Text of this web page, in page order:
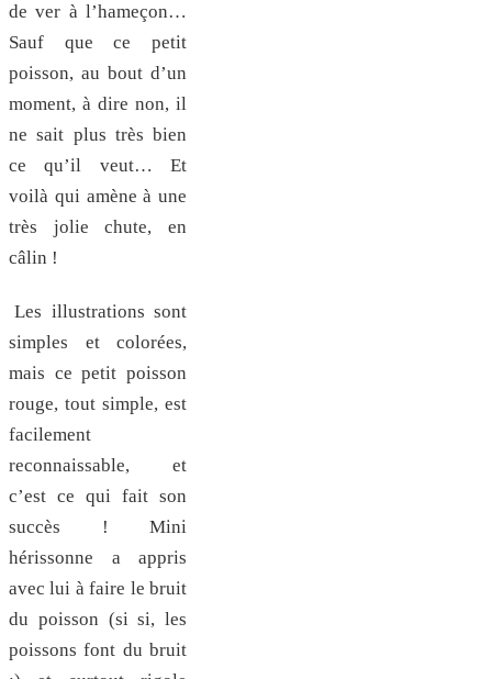
de ver à l’hameçon…
Sauf que ce petit
poisson, au bout d’un
moment, à dire non, il
ne sait plus très bien
ce qu’il veut… Et
voilà qui amène à une
très jolie chute, en
câlin !
Les illustrations sont
simples et colorées,
mais ce petit poisson
rouge, tout simple, est
facilement
reconnaissable, et
c’est ce qui fait son
succès ! Mini
hérissonne a appris
avec lui à faire le bruit
du poisson (si si, les
poissons font du bruit